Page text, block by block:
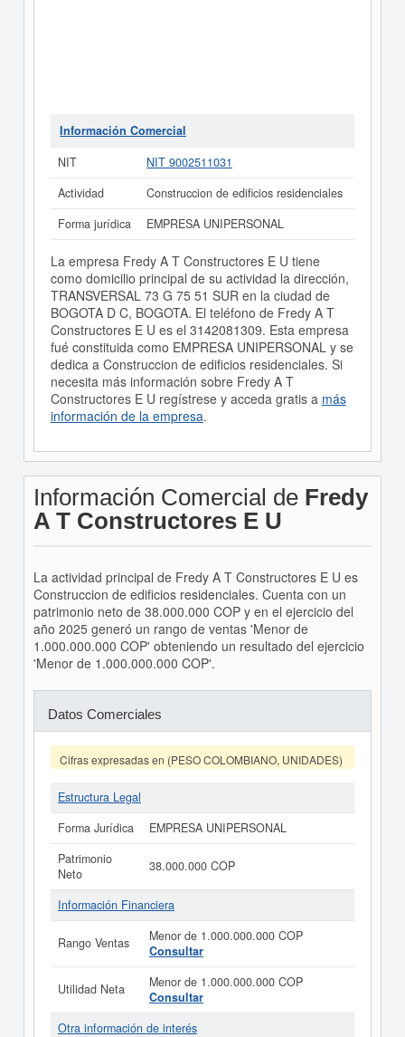
Información Comercial
NIT
NIT 9002511031
Actividad
Construccion de edificios residenciales
Forma jurídica
EMPRESA UNIPERSONAL
La empresa Fredy A T Constructores E U tiene
como domicilio principal de su actividad la dirección,
TRANSVERSAL 73 G 75 51 SUR en la ciudad de
BOGOTA D C, BOGOTA. El teléfono de Fredy A T
Constructores E U es el 3142081309. Esta empresa
fué constituida como EMPRESA UNIPERSONAL y se
dedica a Construccion de edificios residenciales. Si
necesita más información sobre Fredy A T
Constructores E U regístrese y acceda gratis a más
información de la empresa.
Información Comercial de Fredy
A T Constructores E U
La actividad principal de Fredy A T Constructores E U es
Construccion de edificios residenciales. Cuenta con un
patrimonio neto de 38.000.000 COP y en el ejercicio del
año 2025 generó un rango de ventas 'Menor de
1.000.000.000 COP' obteniendo un resultado del ejercicio
'Menor de 1.000.000.000 COP'.
Datos Comerciales
Cifras expresadas en (PESO COLOMBIANO, UNIDADES)
Estructura Legal
Forma Jurídica
EMPRESA UNIPERSONAL
Patrimonio
Neto
38.000.000 COP
Información Financiera
Rango Ventas
Menor de 1.000.000.000 COP
Consultar
Utilidad Neta
Menor de 1.000.000.000 COP
Consultar
Otra información de interés